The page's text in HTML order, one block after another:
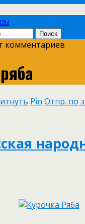
комментариев
Pin Отпр. по